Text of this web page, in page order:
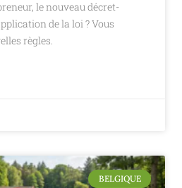
le nouveau décret-
de la loi ? Vous
règles.
BELGIQUE